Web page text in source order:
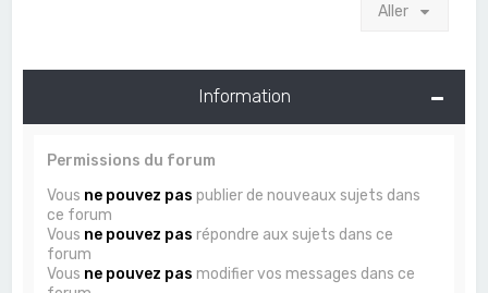
Aller
Information
Permissions du forum
Vous ne pouvez pas publier de nouveaux sujets dans
ce forum
Vous ne pouvez pas répondre aux sujets dans ce
forum
Vous ne pouvez pas modifier vos messages dans ce